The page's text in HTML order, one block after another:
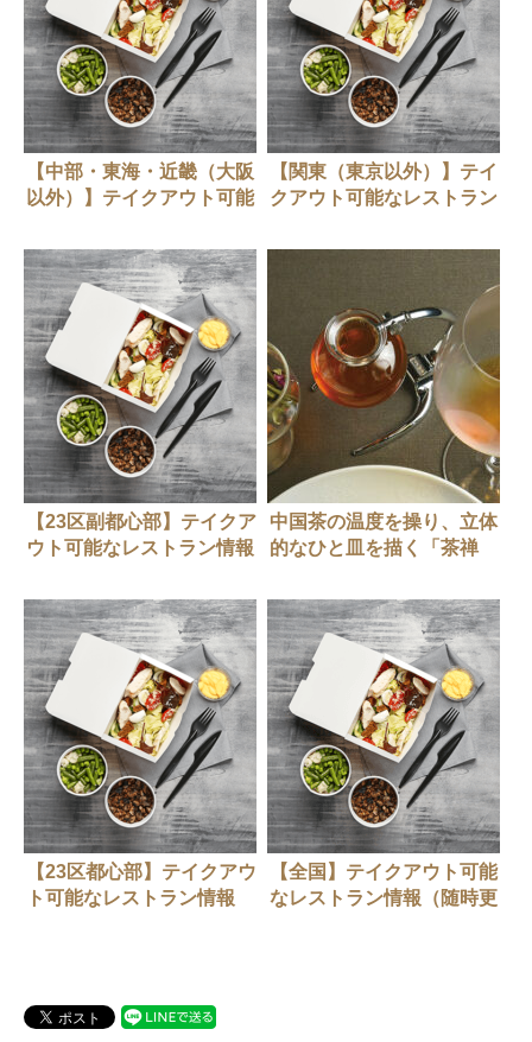
【中部・東海・近畿（大阪
以外）】テイクアウト可能
新中）
【関東（東京以外）】テイ
クアウト可能なレストラン
【23区副都心部】テイクア
ウト可能なレストラン情報
中国茶の温度を操り、立体
的なひと皿を描く「茶禅
【23区都心部】テイクアウ
ト可能なレストラン情報
【全国】テイクアウト可能
なレストラン情報（随時更